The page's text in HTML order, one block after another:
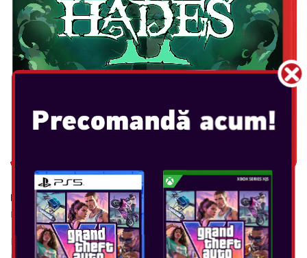
HADES 2 COLLECTOR'S EDITION
Data Lansării: nov 20, 2025
Hades II – Nintendo Switch 2 Edition "Nintendo Switch 2